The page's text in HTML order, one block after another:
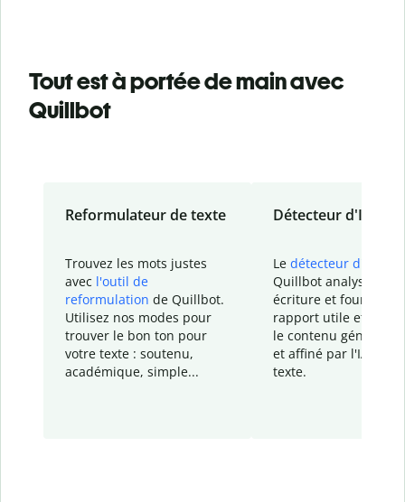
Tout est à portée de main avec
Quillbot
Reformulateur de texte
Trouvez les mots justes
avec l'outil de
reformulation de Quillbot.
Utilisez nos modes pour
trouver le bon ton pour
votre texte : soutenu,
académique, simple...
Détecteur d'IA
Le détecteur d'IA
Quillbot analyse votre
écriture et fournit un
rapport utile et
le contenu généré
et affiné par l'IA
texte.